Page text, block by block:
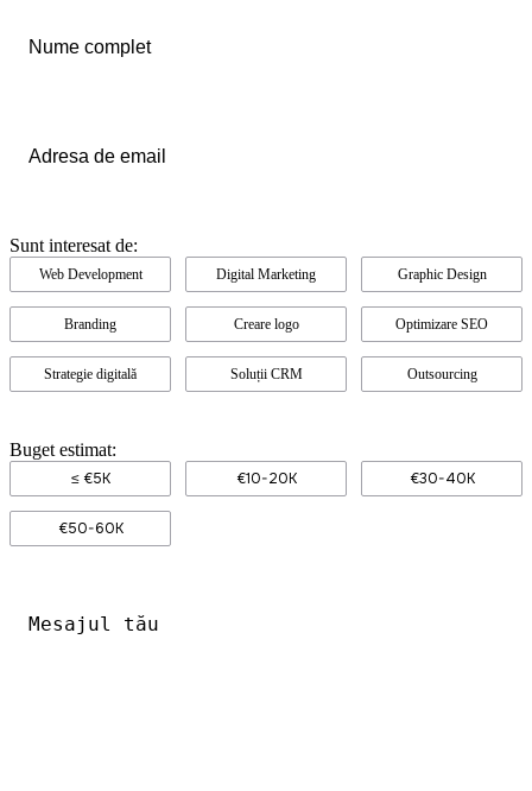
complet*
Sunt interesat de:
Web Development Digital Marketing Graphic Design
Branding Creare logo Optimizare SEO
Strategie digitală Soluții CRM Outsourcing
Buget estimat:
≤ €5K €10-20K €30-40K
€50-60K
*